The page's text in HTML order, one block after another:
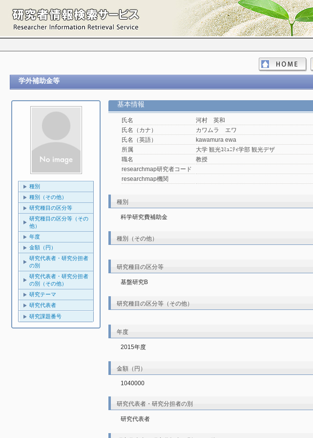
学外補助金等
種別
種別（その他）
研究種目の区分等
研究種目の区分等（その
他）
年度
金額（円）
研究代表者・研究分担者
の別
研究代表者・研究分担者
の別（その他）
研究テーマ
研究代表者
研究課題番号
基本情報
氏名
河村 英和
氏名（カナ）
カワムラ エワ
氏名（英語）
kawamura ewa
所属
大学 観光ｺﾐｭﾆﾃｨ学部 観光デザ
職名
教授
researchmap研究者コード
researchmap機関
種別
科学研究費補助金
種別（その他）
研究種目の区分等
基盤研究B
研究種目の区分等（その他）
年度
2015年度
金額（円）
1040000
研究代表者・研究分担者の別
研究代表者